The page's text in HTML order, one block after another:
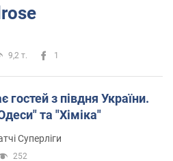
9,2 т. 1
гостей з півдня України.
та "Хіміка"
Суперліги
252